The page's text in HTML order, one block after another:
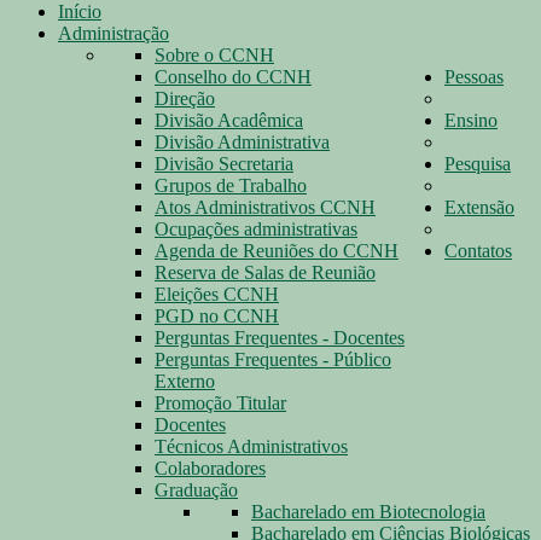
Início
Administração
Sobre o CCNH
Conselho do CCNH
Direção
Divisão Acadêmica
Divisão Administrativa
Divisão Secretaria
Grupos de Trabalho
Atos Administrativos CCNH
Ocupações administrativas
Agenda de Reuniões do CCNH
Reserva de Salas de Reunião
Eleições CCNH
PGD no CCNH
Perguntas Frequentes - Docentes
Perguntas Frequentes - Público
Externo
Promoção Titular
Pessoas
Docentes
Técnicos Administrativos
Colaboradores
Ensino
Graduação
Bacharelado em Biotecnologia
Bacharelado em Ciências Biológicas
Pesquisa
Extensão
Contatos